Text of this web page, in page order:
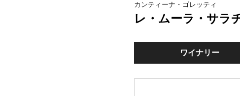
カンティーナ・ゴレッティ
レ・ムーラ・サラ
ワイナリー